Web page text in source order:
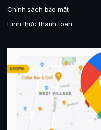
Chính sách bảo mật
Hình thức thanh toán